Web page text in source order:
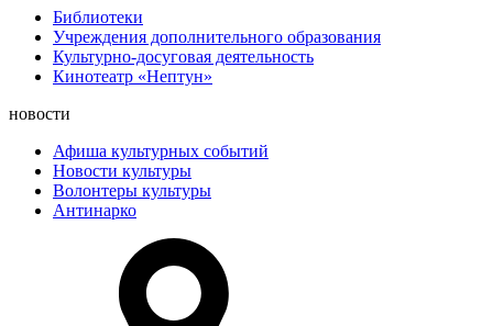
Библиотеки
Учреждения дополнительного образования
Культурно-досуговая деятельность
Кинотеатр «Нептун»
новости
Афиша культурных событий
Новости культуры
Волонтеры культуры
Антинарко